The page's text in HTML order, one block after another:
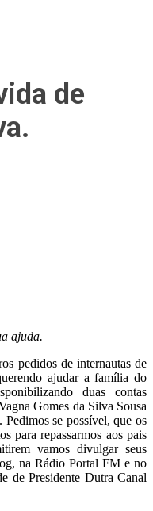
de
ajuda.
pedidos de internautas de
ajudar a família do
duas contas
Gomes da Silva Sousa
Pedimos se possível, que os
para repassarmos aos pais
vamos divulgar seus
na Rádio Portal FM e no
de Presidente Dutra Canal